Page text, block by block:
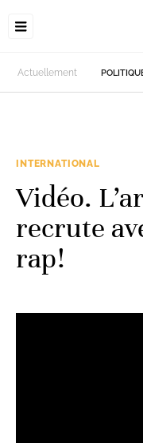
Actuellement
INTERNATIONAL
Vidéo.
recrute
rap!